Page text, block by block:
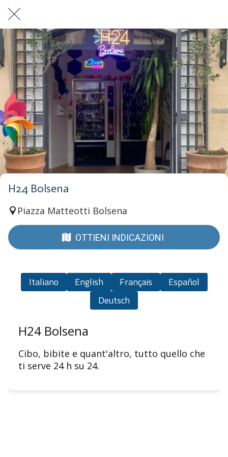
H24 Bolsena
Piazza Matteotti Bolsena
OTTIENI INDICAZIONI
Italiano English Français
Español
Deutsch
H24 Bolsena
Cibo, bibite e quant'altro, tutto quello che
ti serve 24 h su 24.